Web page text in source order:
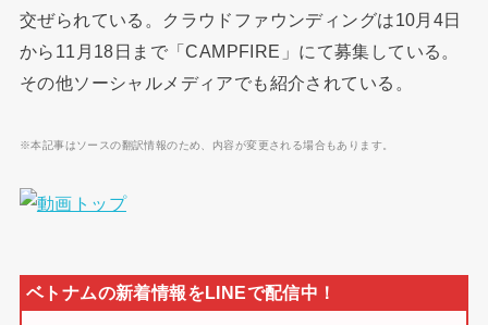
交ぜられている。クラウドファウンディングは10月4日
から11月18日まで「CAMPFIRE」にて募集している。
その他ソーシャルメディアでも紹介されている。
※本記事はソースの翻訳情報のため、内容が変更される場合もあります。